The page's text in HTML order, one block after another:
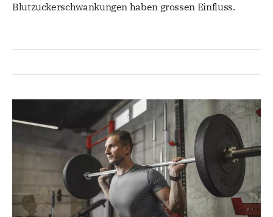
Blutzuckerschwankungen haben grossen Einfluss.